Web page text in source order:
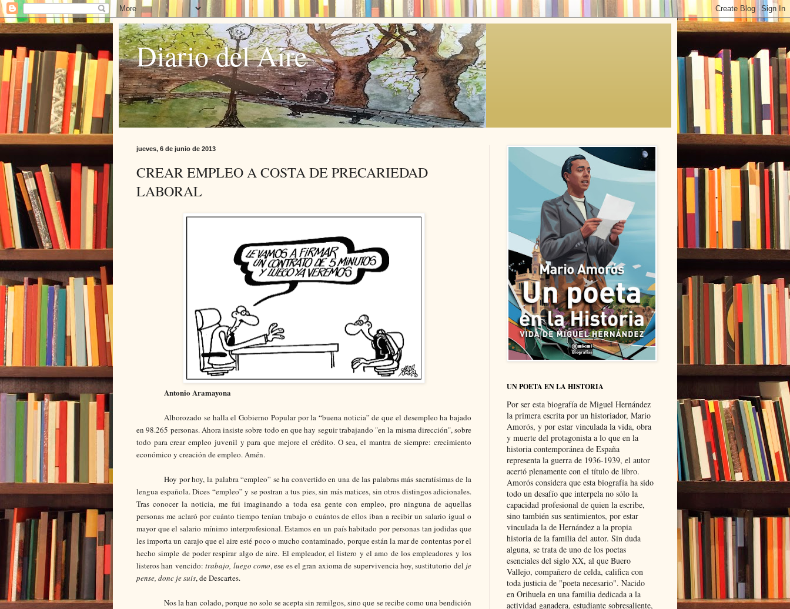
Diario del Aire
jueves, 6 de junio de 2013
CREAR EMPLEO A COSTA DE PRECARIEDAD
LABORAL
Antonio Aramayona
Alborozado se halla el Gobierno Popular por la “buena noticia” de que el desempleo ha bajado
en 98.265 personas. Ahora insiste sobre todo en que hay seguir trabajando "en la misma dirección", sobre
todo para crear empleo juvenil y para que mejore el crédito. O sea, el mantra de siempre: crecimiento
económico y creación de empleo. Amén.
Hoy por hoy, la palabra “empleo” se ha convertido en una de las palabras más sacratísimas de la
lengua española. Dices “empleo” y se postran a tus pies, sin más matices, sin otros distingos adicionales.
Tras conocer la noticia, me fui imaginando a toda esa gente con empleo, pro ninguna de aquellas
personas me aclaró por cuánto tiempo tenían trabajo o cuántos de ellos iban a recibir un salario igual o
mayor que el salario mínimo interprofesional. Estamos en un país habitado por personas tan jodidas que
les importa un carajo que el aire esté poco o mucho contaminado, porque están la mar de contentas por el
hecho simple de poder respirar algo de aire. El empleador, el listero y el amo de los empleadores y los
listeros han vencido:trabajo, luego como, ese es el gran axioma de supervivencia hoy, sustitutorio del je
pense, donc je suis, de Descartes.
Nos la han colado, porque no solo se acepta sin remilgos, sino que se recibe como una bendición
UN POETA EN LA HISTORIA
Por ser esta biografía de Miguel Hernández
la primera escrita por un historiador, Mario
Amorós, y por estar vinculada la vida, obra
y muerte del protagonista a lo que en la
historia contemporánea de España
representa la guerra de 1936-1939, el autor
acertó plenamente con el título de libro.
Amorós considera que esta biografía ha sido
todo un desafío que interpela no sólo la
capacidad profesional de quien la escribe,
sino también sus sentimientos, por estar
vinculada la de Hernández a la propia
historia de la familia del autor. Sin duda
alguna, se trata de uno de los poetas
esenciales del siglo XX, al que Buero
Vallejo, compañero de celda, califica con
toda justicia de "poeta necesario". Nacido
en Orihuela en una familia dedicada a la
actividad ganadera, estudiante sobresaliente,